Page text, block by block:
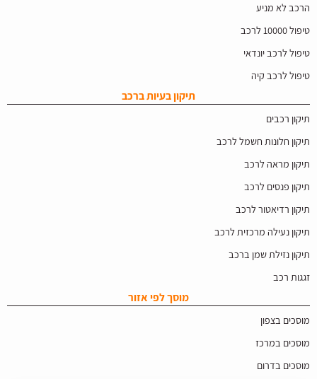
הרכב לא מניע
טיפול 10000 לרכב
טיפול לרכב יונדאי
טיפול לרכב קיה
תיקון בעיות ברכב
תיקון רכבים
תיקון חלונות חשמל לרכב
תיקון מראה לרכב
תיקון פנסים לרכב
תיקון רדיאטור לרכב
תיקון נעילה מרכזית לרכב
תיקון נזילת שמן ברכב
זגגות רכב
מוסך לפי אזור
מוסכים בצפון
מוסכים במרכז
מוסכים בדרום